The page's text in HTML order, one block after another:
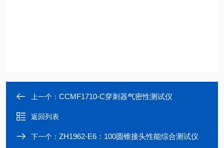
上一个： CCMF1710-C穿刺器气密性测试仪
返回列表
下一个： ZH1962-E6：100圆锥接头性能综合测试仪